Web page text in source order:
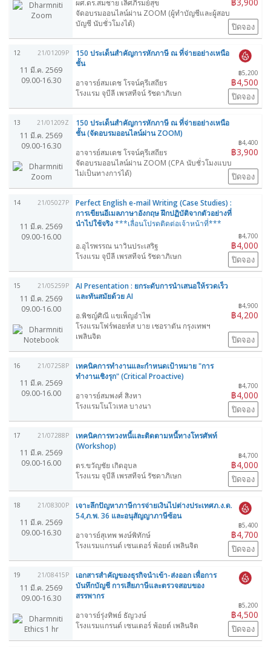
ผศ.ดร.สมชาย เลิศภิรมย์สุข
จัดอบรมออนไลน์ผ่าน ZOOM (ผู้ทำบัญชีและผู้สอบ
บัญชี นับชั่วโมงได้)
ปิดจอง
12 21/01209P
11 มี.ค. 2569
09.00-16.30
150 ประเด็นสำคัญการหักภาษี ณ ที่จ่ายอย่างเหนือ
ชั้น
฿5,200
฿4,500
อาจารย์สมเดช โรจน์คุรีเสถียร
โรงแรม จุบีลี เพรสทีจน์ รัชดาภิเษก
ปิดจอง
13 21/01209Z
11 มี.ค. 2569
09.00-16.30
150 ประเด็นสำคัญการหักภาษี ณ ที่จ่ายอย่างเหนือ
ชั้น (จัดอบรมออนไลน์ผ่าน ZOOM)
฿4,400
฿3,900
อาจารย์สมเดช โรจน์คุรีเสถียร
จัดอบรมออนไลน์ผ่าน ZOOM (CPA นับชั่วโมงแบบ
ไม่เป็นทางการได้)
ปิดจอง
14 21/05027P
11 มี.ค. 2569
09.00-16.00
Perfect English e-mail Writing (Case Studies) :
การเขียนอีเมลภาษาอังกฤษ ฝึกปฏิบัติจากตัวอย่างที่
นำไปใช้จริง***เลื่อนโปรดติดต่อเจ้าหน้าที่***
฿4,700
฿4,000
อ.อุไรพรรณ นาวินประเสริฐ
โรงแรม จุบีลี เพรสทีจน์ รัชดาภิเษก
ปิดจอง
15 21/05259P
11 มี.ค. 2569
09.00-16.00
AI Presentation : ยกระดับการนำเสนอให้รวดเร็ว
และทันสมัยด้วย AI
฿4,900
฿4,200
อ.พิชญ์ศิณี แขเพ็ญอำไพ
โรงแรมโฟร์พอยท์ส บาย เชอราตัน กรุงเทพฯ
เพลินจิต
ปิดจอง
16 21/07258P
11 มี.ค. 2569
09.00-16.00
เทคนิคการทำงานและกำหนดเป้าหมาย "การ
ทำงานเชิงรุก" (Critical Proactive)
฿4,700
฿4,000
อาจารย์สมพงศ์ สิงหา
โรงแรมโนโวเทล บางนา
ปิดจอง
17 21/07288P
11 มี.ค. 2569
09.00-16.00
เทคนิคการทวงหนี้และติดตามหนี้ทางโทรศัพท์
(Workshop)
฿4,700
฿4,000
ดร.ขวัญชัย เกิดอุบล
โรงแรม จุบีลี เพรสทีจน์ รัชดาภิเษก
ปิดจอง
18 21/08300P
11 มี.ค. 2569
09.00-16.30
เจาะลึกปัญหาภาษีการจ่ายเงินไปต่างประเทศภ.ง.ด.
54,ภ.พ. 36 และอนุสัญญาภาษีซ้อน
฿5,400
฿4,700
อาจารย์สุเทพ พงษ์พิทักษ์
โรงแรมแกรนด์ เซนเตอร์ พ้อยต์ เพลินจิต
ปิดจอง
19 21/08415P
11 มี.ค. 2569
09.00-16.30
เอกสารสำคัญของธุรกิจนำเข้า-ส่งออก เพื่อการ
บันทึกบัญชี การเสียภาษีและตรวจสอบของ
สรรพากร
฿5,200
฿4,500
อาจารย์รุ่งทิพย์ ธัญวงษ์
โรงแรมแกรนด์ เซนเตอร์ พ้อยต์ เพลินจิต
ปิดจอง